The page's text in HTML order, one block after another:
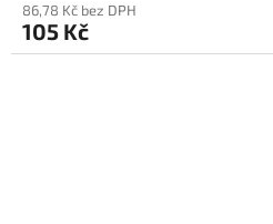
86,78 Kč bez DPH
105 Kč